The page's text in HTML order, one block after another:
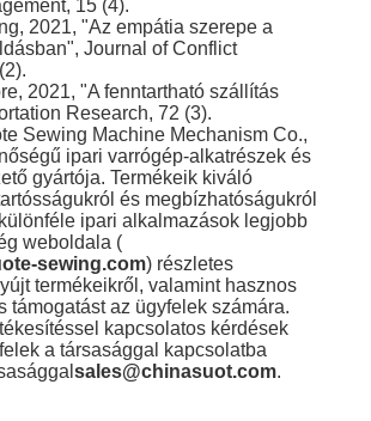
15 (4).
2021, "Az empátia szerepe a
Journal of Conflict
2021, "A fenntartható szállítás
Research, 72 (3).
Sewing Machine Mechanism Co.,
ipari varrógép-alkatrészek és
gyártója. Termékeik kiváló
és megbízhatóságukról
ipari alkalmazások legjobb
weboldala (
sewing.com) részletes
termékeikről, valamint hasznos
támogatást az ügyfelek számára.
kapcsolatos kérdések
a társasággal kapcsolatba
sales@chinasuot.com.